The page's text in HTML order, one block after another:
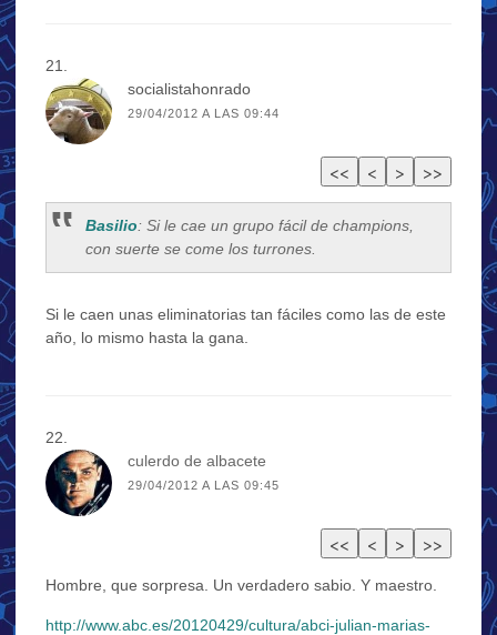
socialistahonrado
29/04/2012 A LAS 09:44
Basilio: Si le cae un grupo fácil de champions,
con suerte se come los turrones.
Si le caen unas eliminatorias tan fáciles como las de este
año, lo mismo hasta la gana.
culerdo de albacete
29/04/2012 A LAS 09:45
Hombre, que sorpresa. Un verdadero sabio. Y maestro.
http://www.abc.es/20120429/cultura/abci-julian-marias-